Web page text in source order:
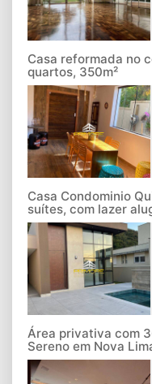
Casa reformada no
quartos, 350m²
Casa Condominio
suítes, com lazer
Área privativa com
Sereno em Nova